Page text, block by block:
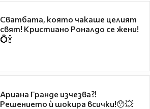
Сватбата, която чакаше целият
свят! Кристиано Роналдо се жени!
💍🍾
Ариана Гранде изчезва?!
Решението ѝ шокира всички!😯💥